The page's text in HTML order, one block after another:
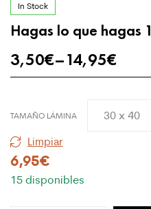
In Stock
Hagas lo que hagas 1
3,50€–14,95€
TAMAÑO LÁMINA
Limpiar
6,95€
15 disponibles